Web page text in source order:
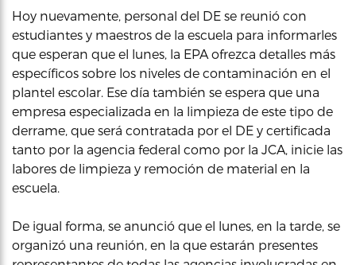
Hoy nuevamente, personal del DE se reunió con
estudiantes y maestros de la escuela para informarles
que esperan que el lunes, la EPA ofrezca detalles más
específicos sobre los niveles de contaminación en el
plantel escolar. Ese día también se espera que una
empresa especializada en la limpieza de este tipo de
derrame, que será contratada por el DE y certificada
tanto por la agencia federal como por la JCA, inicie las
labores de limpieza y remoción de material en la
escuela.
De igual forma, se anunció que el lunes, en la tarde, se
organizó una reunión, en la que estarán presentes